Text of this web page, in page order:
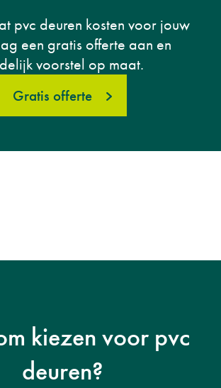
pvc deuren kosten voor jouw
een gratis offerte aan en
voorstel op maat.
Gratis offerte
kiezen voor pvc
deuren?